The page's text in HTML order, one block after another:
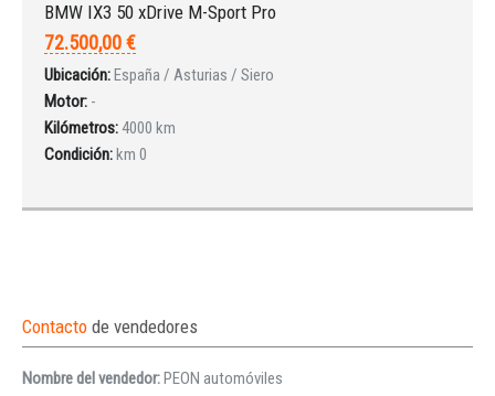
BMW IX3 50 xDrive M-Sport Pro
72.500,00 €
Ubicación:España / Asturias / Siero
Motor: -
Kilómetros:4000 km
Condición:km 0
Contacto de vendedores
Nombre del vendedor:PEON automóviles